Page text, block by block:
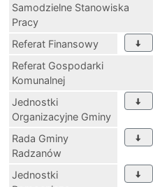
Samodzielne Stanowiska
Pracy
Referat Finansowy
Referat Gospodarki
Komunalnej
Jednostki
Organizacyjne Gminy
Rada Gminy
Radzanów
Jednostki